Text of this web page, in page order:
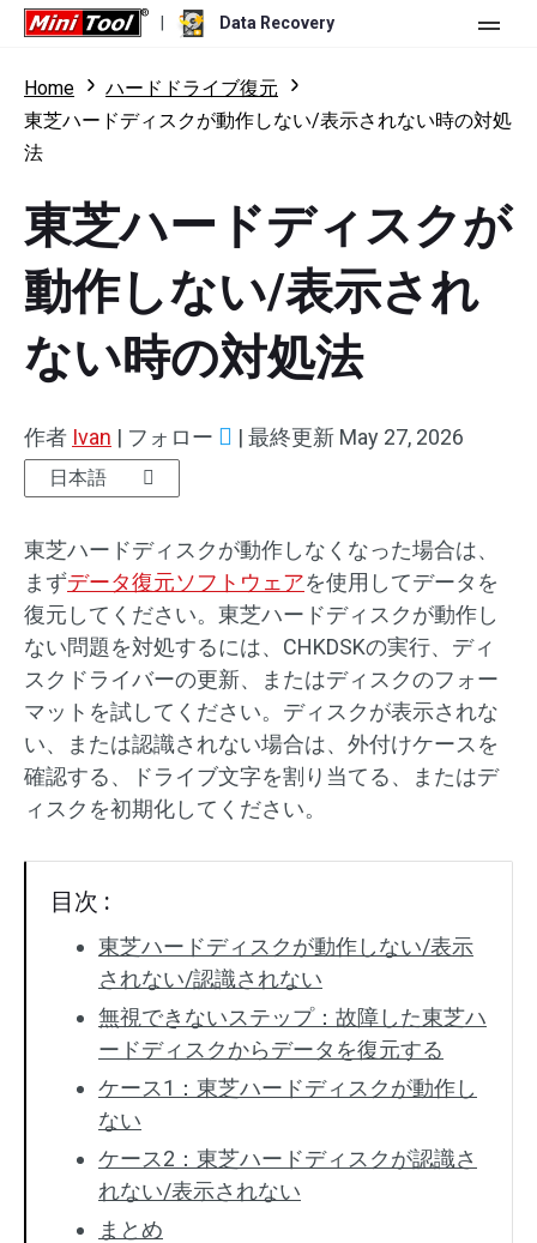
Data Recovery
ストア
個人ユーザー向け
Data Recovery Pro
Data Recovery Bootable
機能
更新履歴
バージョン比較
リソース
ユーザーマニュアル
ハードドライブ復元
SDカード復元
無料版 ダウンロード
トライアル版
Home
ハードドライブ復元
東芝ハードディスクが動作しない/表示されない時の対処
法
東芝ハードディスクが
動作しない/表示され
ない時の対処法
作者 Ivan | フォロー | 最終更新 May 27, 2026
日本語
東芝ハードディスクが動作しなくなった場合は、
まずデータ復元ソフトウェアを使用してデータを
復元してください。東芝ハードディスクが動作し
ない問題を対処するには、CHKDSKの実行、ディ
スクドライバーの更新、またはディスクのフォー
マットを試してください。ディスクが表示されな
い、または認識されない場合は、外付けケースを
確認する、ドライブ文字を割り当てる、またはデ
ィスクを初期化してください。
目次 :
東芝ハードディスクが動作しない/表示
されない/認識されない
無視できないステップ：故障した東芝ハ
ードディスクからデータを復元する
ケース1：東芝ハードディスクが動作し
ない
ケース2：東芝ハードディスクが認識さ
れない/表示されない
まとめ